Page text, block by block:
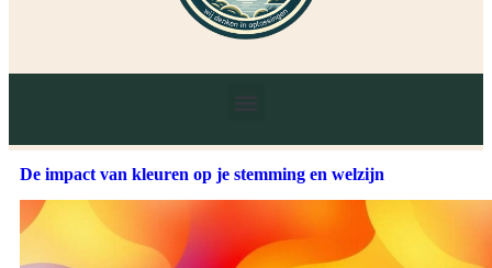
De impact van kleuren op je stemming en welzijn